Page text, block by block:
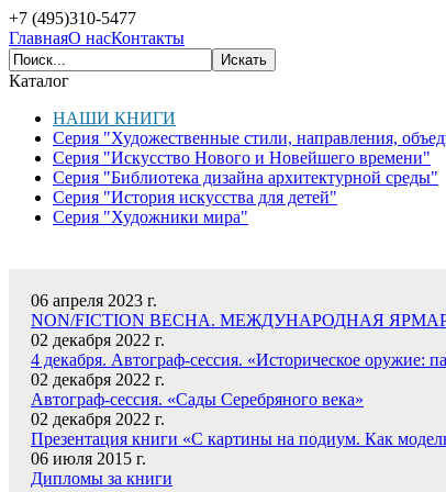
+7 (495)310-5477
ГлавнаяО насКонтакты
Каталог
НАШИ КНИГИ
Серия "Художественные стили, направления,
Серия "Искусство Нового и Новейшего времени"
Серия "Библиотека дизайна архитектурной среды"
Серия "История искусства для детей"
Серия "Художники мира"
06 апреля 2023 г.
NON/FICTION ВЕСНА. МЕЖДУНАРОДНАЯ
02 декабря 2022 г.
4 декабря. Автограф-сессия. «Историческое оружие:
02 декабря 2022 г.
Автограф-сессия. «Сады Серебряного века»
02 декабря 2022 г.
Презентация книги «С картины на подиум. Как
06 июля 2015 г.
Дипломы за книги